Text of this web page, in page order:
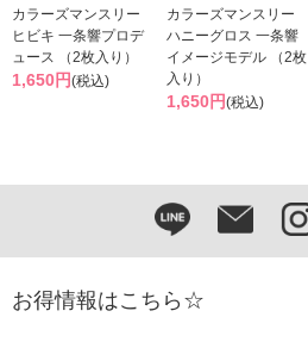
カラーズマンスリー
ヒビキ 一条響プロデ
ュース （2枚入り）
1,650円(税込)
カラーズマンスリー
ハニーグロス 一条響
イメージモデル （2枚
入り）
1,650円(税込)
お得情報はこちら☆